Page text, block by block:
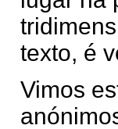
texto, é
Vimos